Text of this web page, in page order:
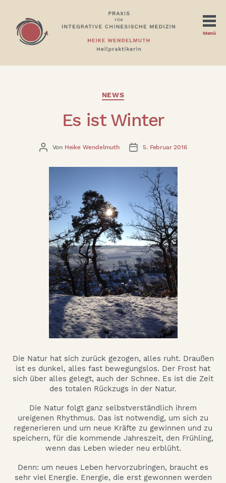
Menü
Kategorien
NEWS
Es ist Winter
Beitragsautor
Von Heike Wendelmuth Veröffentlichungsdatum
5. Februar 2016
Die Natur hat sich zurück gezogen, alles ruht. Draußen
ist es dunkel, alles fast bewegungslos. Der Frost hat
sich über alles gelegt, auch der Schnee. Es ist die Zeit
des totalen Rückzugs in der Natur.
Die Natur folgt ganz selbstverständlich ihrem
ureigenen Rhythmus. Das ist notwendig, um sich zu
regenerieren und um neue Kräfte zu gewinnen und zu
speichern, für die kommende Jahreszeit, den Frühling,
wenn das Leben wieder neu erblüht.
Denn: um neues Leben hervorzubringen, braucht es
sehr viel Energie. Energie, die erst gewonnen werden